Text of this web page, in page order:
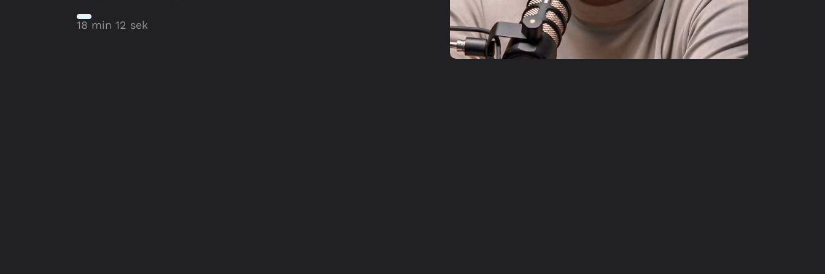
18 min 12 sek